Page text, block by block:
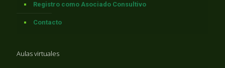
Registro como Asociado Consultivo
Contacto
Aulas virtuales